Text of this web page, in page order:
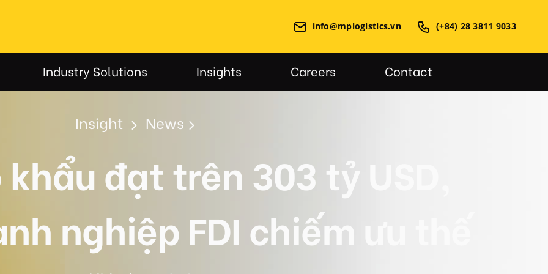
info@mplogistics.vn (+84) 28 3811 9033
Industry Solutions Insights Careers Contact
Insight News
đạt trên 303 tỷ USD,
nghiệp FDI chiếm ưu thế